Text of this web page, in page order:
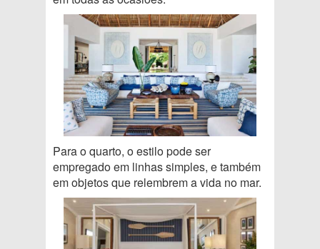
Para o quarto, o estilo pode ser
empregado em linhas simples, e também
em objetos que relembrem a vida no mar.